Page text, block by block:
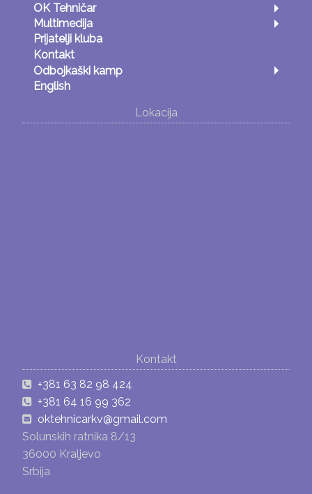
OK Tehničar
Multimedija
Prijatelji kluba
Kontakt
Odbojkaški kamp
English
Lokacija
Kontakt
+381 63 82 98 424
+381 64 16 99 362
oktehnicarkv@gmail.com
Solunskih ratnika 8/13
36000 Kraljevo
Srbija